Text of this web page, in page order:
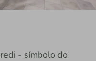
- símbolo do